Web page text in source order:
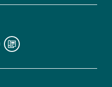
Para
información,
puedes
nuestra